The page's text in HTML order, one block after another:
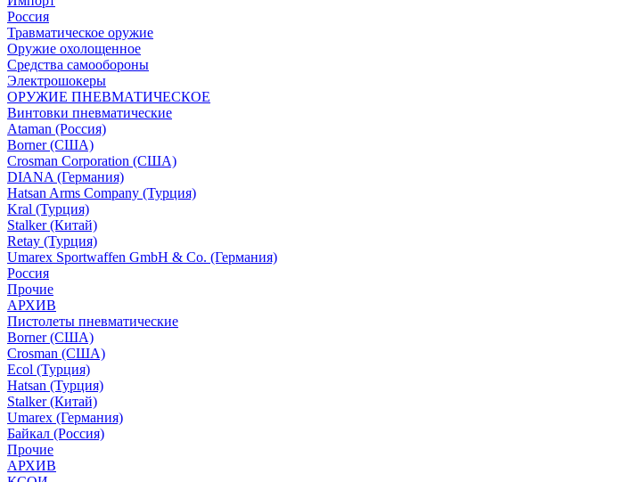
Россия
Травматическое оружие
Оружие охолощенное
Средства самообороны
Электрошокеры
ОРУЖИЕ ПНЕВМАТИЧЕСКОЕ
Винтовки пневматические
Ataman (Россия)
Borner (США)
Crosman Corporation (США)
DIANA (Германия)
Hatsan Arms Company (Турция)
Kral (Турция)
Stalker (Китай)
Retay (Турция)
Umarex Sportwaffen GmbH & Co. (Германия)
Россия
Прочие
АРХИВ
Пистолеты пневматические
Borner (США)
Crosman (США)
Ecol (Турция)
Hatsan (Турция)
Stalker (Китай)
Umarex (Германия)
Байкал (Россия)
Прочие
АРХИВ